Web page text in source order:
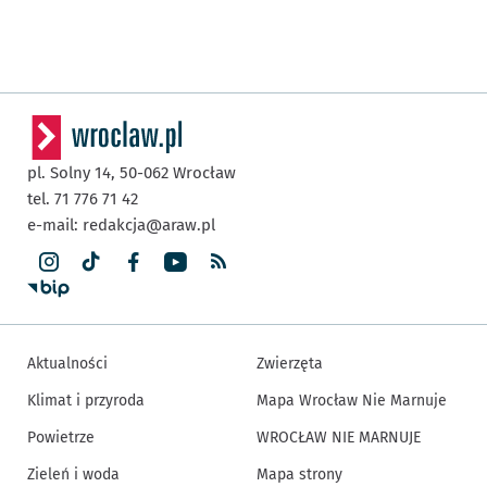
pl. Solny 14, 50-062 Wrocław
tel. 71 776 71 42
e-mail: redakcja@araw.pl
Aktualności
Klimat i przyroda
Powietrze
Zieleń i woda
Zwierzęta
Mapa Wrocław Nie Marnuje
WROCŁAW NIE MARNUJE
Mapa strony